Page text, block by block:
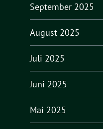
September 2025
August 2025
Juli 2025
Juni 2025
Mai 2025